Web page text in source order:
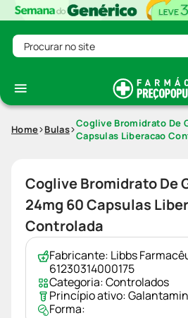
Procurar no site
Home Bulas Coglive Bromidrato De
Capsulas Liberacao
Coglive Bromidrato De
24mg 60 Capsulas
Controlada
Fabricante: Libbs
61230314000175
Categoria:Controlados
Princípio ativo:
Forma: